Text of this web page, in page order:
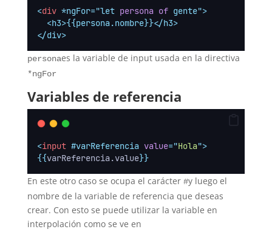
<div *ngFor="let persona of gente">
  <h3>{{persona.nombre}}</h3>
</div>
personaes la variable de input usada en la directiva
*ngFor
Variables de referencia
<input #varReferencia value="Hola">
{{varReferencia.value}}
En este otro caso se ocupa el carácter #y luego el
nombre de la variable de referencia que deseas
crear. Con esto se puede utilizar la variable en
interpolación como se ve en